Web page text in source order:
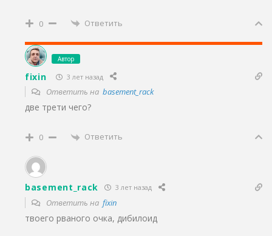
0 Ответить
Автор
fixin 3 лет назад
Ответить на basement_rack
две трети чего?
0 Ответить
basement_rack 3 лет назад
Ответить на fixin
твоего рваного очка, дибилоид